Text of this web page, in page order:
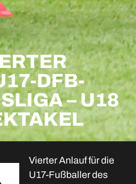
DFB-
– U18
Vierter Anlauf für die
U17-Fußballer des